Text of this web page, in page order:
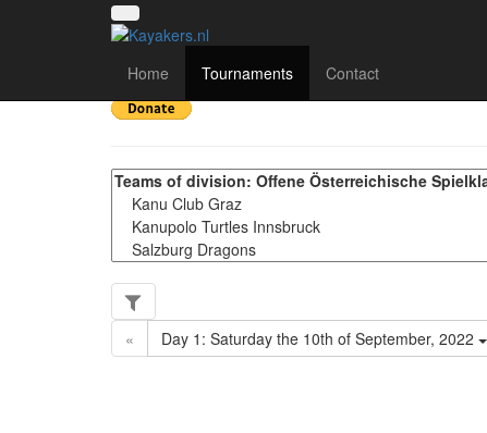
Home Tournaments Contact
Österreichische
« Day 1: Saturday the 10th of September, 2022